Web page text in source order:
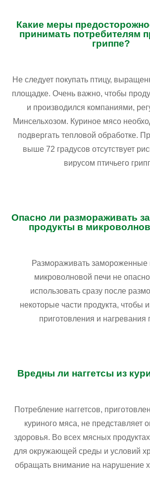
Какие меры
принимать потребителям
гриппе?
Не следует покупать птицу,
площадке. Очень важно, чтобы
и производился компаниями,
Минсельхозом. Куриное мясо
подвергать тепловой обработке.
выше 72 градусов отсутствует
вирусом птичьего
Опасно ли размораживать
продукты в
Размораживать замороженные
микроволновой печи не
использовать сразу после
некоторые части продукта, чтобы
приготовления и нагревания
Вредны ли наггетсы из
Потребление наггетсов,
куриного мяса, не представляет
здоровья. Во всех мясных
для окружающей среды и условий
обращать внимание на нарушение